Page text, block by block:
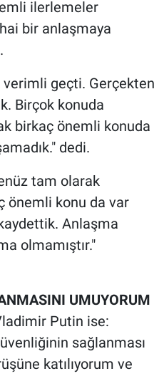
ilerlemeler
bir anlaşmaya
verimli geçti. Gerçekten
Birçok konuda
birkaç önemli konuda
dedi.
tam olarak
önemli konu da var
Anlaşma
olmamıştır."
UMUYORUM
Putin ise:
sağlanması
katılıyorum ve